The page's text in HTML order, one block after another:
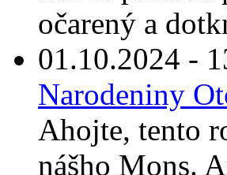
očarený a
01.10.2024 -
Narodeniny
Ahojte, tento
nášho Mons.